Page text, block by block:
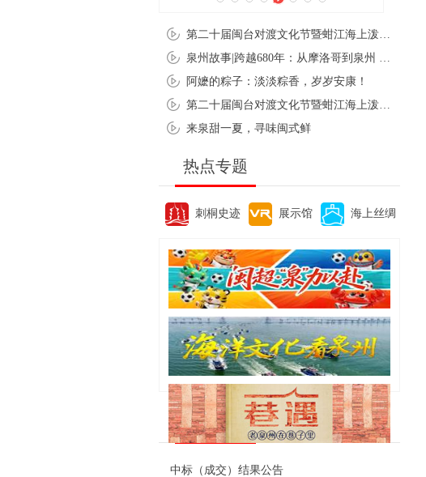
阿嬷的粽子：淡淡粽香，岁岁安康！
来泉甜一夏，寻味闽式鲜
热点专题
刺桐史迹 展示馆 海上丝绸
便民资讯
中标（成交）结果公告